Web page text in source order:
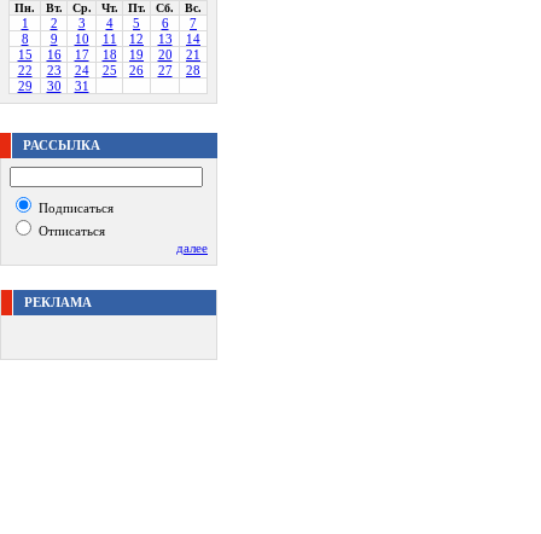
Пн. Вт. Ср. Чт. Пт. Сб. Вс.
1 2 3 4 5 6
7
8
9 10 11 12 13
14
15
16 17 18 19 20
21
22
23 24 25 26 27
28
29
30 31
РАССЫЛКА
Подписаться
Отписаться
далее
РЕКЛАМА